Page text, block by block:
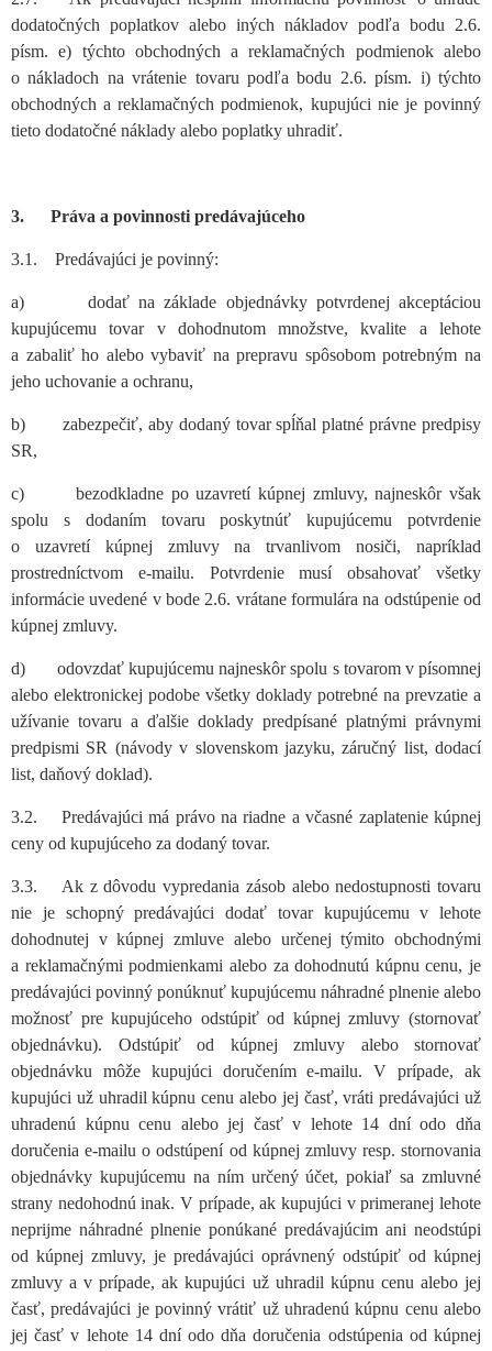
dodatočných poplatkov alebo iných nákladov podľa bodu 2.6.
písm. e) týchto obchodných a reklamačných podmienok alebo
o nákladoch na vrátenie tovaru podľa bodu 2.6. písm. i) týchto
obchodných a reklamačných podmienok, kupujúci nie je povinný
tieto dodatočné náklady alebo poplatky uhradiť.
3. Práva a povinnosti predávajúceho
3.1. Predávajúci je povinný:
a) dodať na základe objednávky potvrdenej akceptáciou
kupujúcemu tovar v dohodnutom množstve, kvalite a lehote
a zabaliť ho alebo vybaviť na prepravu spôsobom potrebným na
jeho uchovanie a ochranu,
b) zabezpečiť, aby dodaný tovar spĺňal platné právne predpisy
SR,
c) bezodkladne po uzavretí kúpnej zmluvy, najneskôr však
spolu s dodaním tovaru poskytnúť kupujúcemu potvrdenie
o uzavretí kúpnej zmluvy na trvanlivom nosiči, napríklad
prostredníctvom e-mailu. Potvrdenie musí obsahovať všetky
informácie uvedené v bode 2.6. vrátane formulára na odstúpenie od
kúpnej zmluvy.
d) odovzdať kupujúcemu najneskôr spolu s tovarom v písomnej
alebo elektronickej podobe všetky doklady potrebné na prevzatie a
užívanie tovaru a ďalšie doklady predpísané platnými právnymi
predpismi SR (návody v slovenskom jazyku, záručný list, dodací
list, daňový doklad).
3.2. Predávajúci má právo na riadne a včasné zaplatenie kúpnej
ceny od kupujúceho za dodaný tovar.
3.3. Ak z dôvodu vypredania zásob alebo nedostupnosti tovaru
nie je schopný predávajúci dodať tovar kupujúcemu v lehote
dohodnutej v kúpnej zmluve alebo určenej týmito obchodnými
a reklamačnými podmienkami alebo za dohodnutú kúpnu cenu, je
predávajúci povinný ponúknuť kupujúcemu náhradné plnenie alebo
možnosť pre kupujúceho odstúpiť od kúpnej zmluvy (stornovať
objednávku). Odstúpiť od kúpnej zmluvy alebo stornovať
objednávku môže kupujúci doručením e-mailu. V prípade, ak
kupujúci už uhradil kúpnu cenu alebo jej časť, vráti predávajúci už
uhradenú kúpnu cenu alebo jej časť v lehote 14 dní odo dňa
doručenia e-mailu o odstúpení od kúpnej zmluvy resp. stornovania
objednávky kupujúcemu na ním určený účet, pokiaľ sa zmluvné
strany nedohodnú inak. V prípade, ak kupujúci v primeranej lehote
neprijme náhradné plnenie ponúkané predávajúcim ani neodstúpi
od kúpnej zmluvy, je predávajúci oprávnený odstúpiť od kúpnej
zmluvy a v prípade, ak kupujúci už uhradil kúpnu cenu alebo jej
časť, predávajúci je povinný vrátiť už uhradenú kúpnu cenu alebo
jej časť v lehote 14 dní odo dňa doručenia odstúpenia od kúpnej